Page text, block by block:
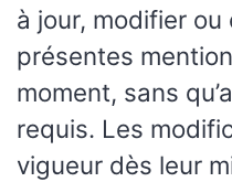
à jour, modifier
présentes
moment, sans
requis. Les
vigueur dès leur